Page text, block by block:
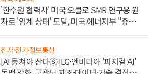
'한수원 협력사' 미국 오클로 SMR 연구용 원
자로 '임계 상태' 도달, 미국 에너지부 "중요
전자·전기·정보통신
[AI 뭉쳐야 산다⑧] LG·엔비디아 '피지컬 AI'